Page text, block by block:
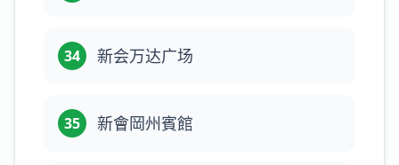
34 新会万达广场
35 新會岡州賓館